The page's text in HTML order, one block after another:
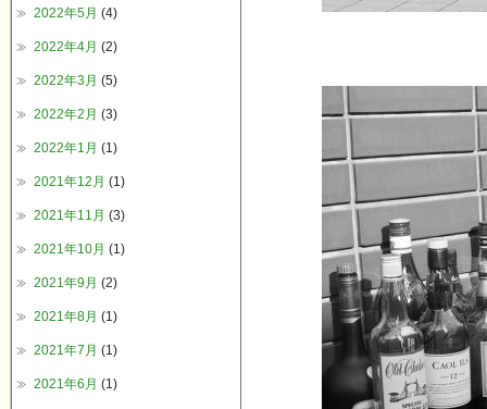
2022年5月 (4)
2022年4月 (2)
2022年3月 (5)
2022年2月 (3)
2022年1月 (1)
2021年12月 (1)
2021年11月 (3)
2021年10月 (1)
2021年9月 (2)
2021年8月 (1)
2021年7月 (1)
2021年6月 (1)